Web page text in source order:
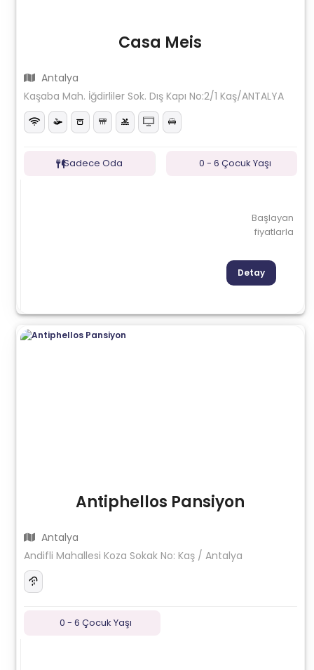
Casa Meis
Antalya
Kaşaba Mah. İğdirliler Sok. Dış Kapı No:2/1 Kaş/ANTALYA
Sadece Oda 0 - 6 Çocuk Yaşı
Başlayan
fiyatlarla
Detay
Antiphellos Pansiyon
Antalya
Andifli Mahallesi Koza Sokak No: Kaş / Antalya
0 - 6 Çocuk Yaşı